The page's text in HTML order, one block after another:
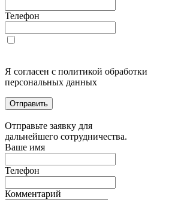
Телефон
Я согласен с политикой обработки
персональных данных
Отправить
Отправьте заявку для
дальнейшего сотрудничества.
Ваше имя
Телефон
Комментарий